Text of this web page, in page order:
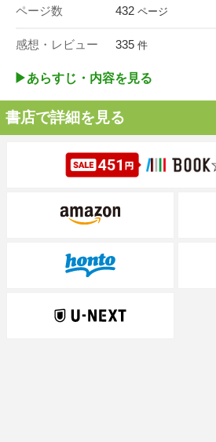
ページ数 432 ページ
感想・レビュー 335 件
▶︎あらすじ・内容を見る
書店で詳細を見る